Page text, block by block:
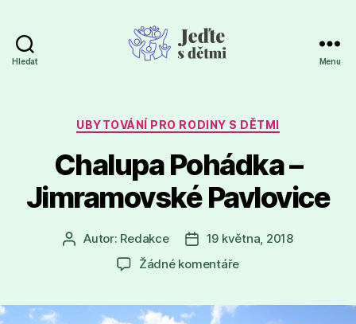
Hledat Menu
Rubriky
UBYTOVÁNÍ PRO RODINY S DĚTMI
Chalupa Pohádka –
Jimramovské Pavlovice
Autor
příspěvku
Autor: Redakce
Datum
příspěvku
19 května, 2018
Žádné komentářeu